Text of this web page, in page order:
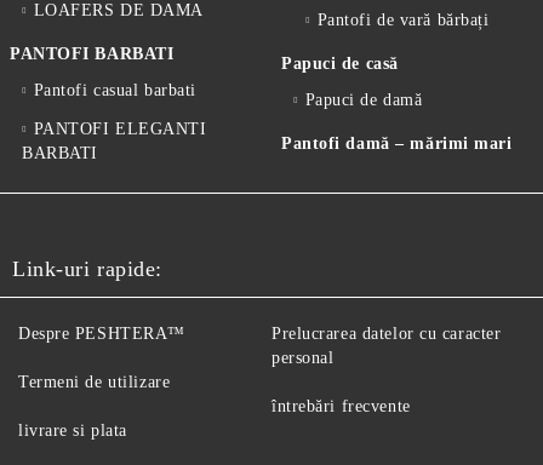
LOAFERS DE DAMA
PANTOFI BARBATI
Pantofi casual barbati
PANTOFI ELEGANTI
BARBATI
Pantofi de vară bărbați
Papuci de casă
Papuci de damă
Pantofi damă – mărimi mari
Link-uri rapide:
Despre PESHTERA™
Termeni de utilizare
livrare si plata
Prelucrarea datelor cu caracter
personal
întrebări frecvente